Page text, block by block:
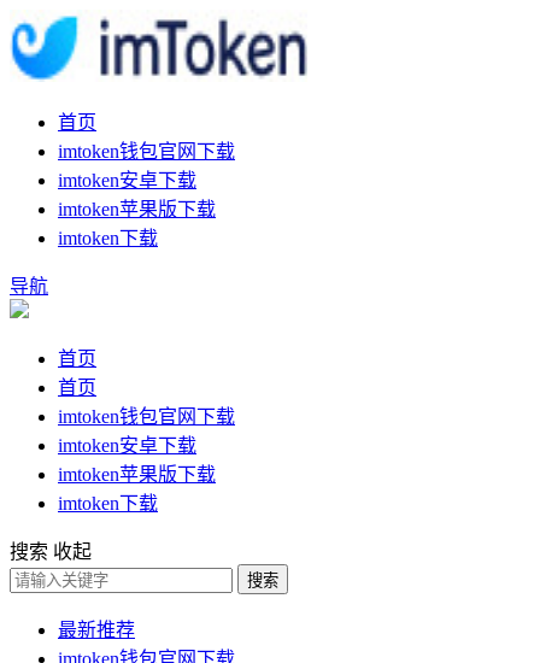
首页
imtoken钱包官网下载
imtoken安卓下载
imtoken苹果版下载
imtoken下载
导航
首页
首页
imtoken钱包官网下载
imtoken安卓下载
imtoken苹果版下载
imtoken下载
搜索 收起
搜索
最新推荐
imtoken钱包官网下载